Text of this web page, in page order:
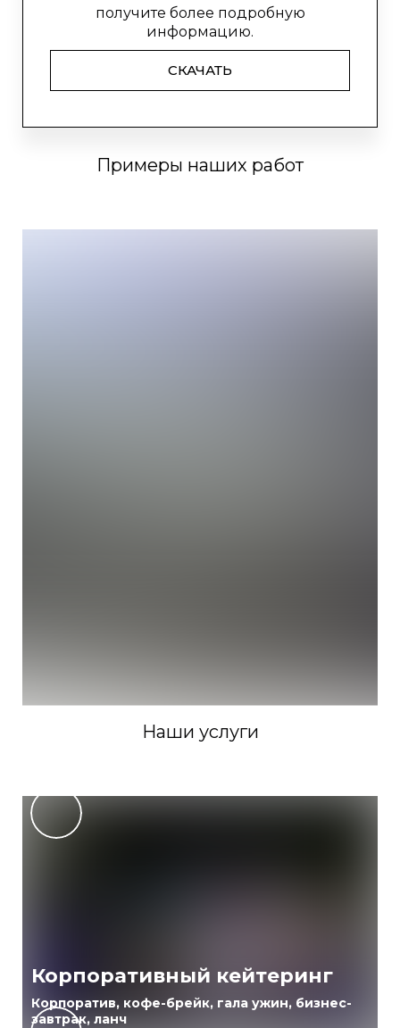
получите более подробную
информацию.
СКАЧАТЬ
Примеры наших работ
Наши услуги
Корпоративный кейтеринг
Корпоратив, кофе-брейк, гала ужин, бизнес-
завтрак, ланч